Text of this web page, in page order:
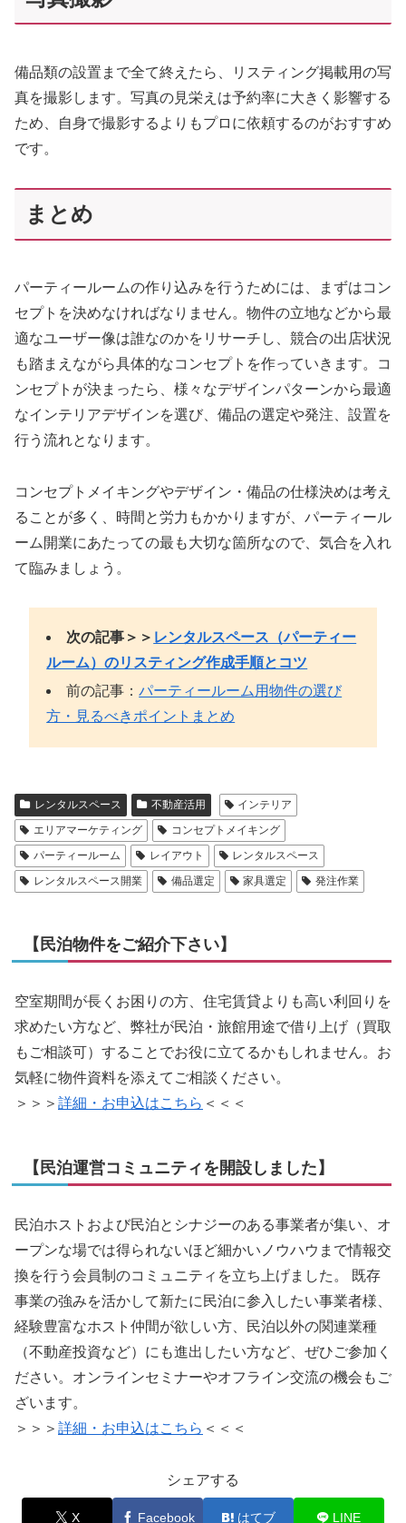
備品類の設置まで全て終えたら、リスティング掲載用の写
真を撮影します。写真の見栄えは予約率に大きく影響する
ため、自身で撮影するよりもプロに依頼するのがおすすめ
です。
まとめ
パーティールームの作り込みを行うためには、まずはコン
セプトを決めなければなりません。物件の立地などから最
適なユーザー像は誰なのかをリサーチし、競合の出店状況
も踏まえながら具体的なコンセプトを作っていきます。コ
ンセプトが決まったら、様々なデザインパターンから最適
なインテリアデザインを選び、備品の選定や発注、設置を
行う流れとなります。
コンセプトメイキングやデザイン・備品の仕様決めは考え
ることが多く、時間と労力もかかりますが、パーティール
ーム開業にあたっての最も大切な箇所なので、気合を入れ
て臨みましょう。
次の記事＞＞ レンタルスペース（パーティー
ルーム）のリスティング作成手順とコツ
前の記事：パーティールーム用物件の選び
方・見るべきポイントまとめ
レンタルスペース 不動産活用
インテリア
エリアマーケティング
コンセプトメイキング
パーティールーム
レイアウト
レンタルスペース
レンタルスペース開業
備品選定 家具選定 発注作業
【民泊物件をご紹介下さい】
空室期間が長くお困りの方、住宅賃貸よりも高い利回りを
求めたい方など、弊社が民泊・旅館用途で借り上げ（買取
もご相談可）することでお役に立てるかもしれません。お
気軽に物件資料を添えてご相談ください。
＞＞＞ 詳細・お申込はこちら ＜＜＜
【民泊運営コミュニティを開設しました】
民泊ホストおよび民泊とシナジーのある事業者が集い、オ
ープンな場では得られないほど細かいノウハウまで情報交
換を行う会員制のコミュニティを立ち上げました。 既存
事業の強みを活かして新たに民泊に参入したい事業者様、
経験豊富なホスト仲間が欲しい方、民泊以外の関連業種
（不動産投資など）にも進出したい方など、ぜひご参加く
ださい。オンラインセミナーやオフライン交流の機会もご
ざいます。
＞＞＞ 詳細・お申込はこちら ＜＜＜
シェアする
X Facebook はてブ LINE